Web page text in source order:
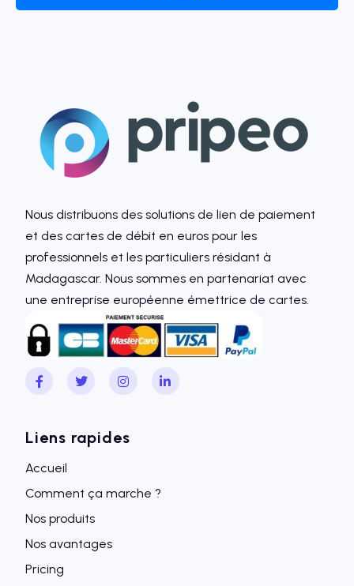
Nous distribuons des solutions de lien de paiement
et des cartes de débit en euros pour les
professionnels et les particuliers résidant à
Madagascar. Nous sommes en partenariat avec
une entreprise européenne émettrice de cartes.
Liens rapides
Accueil
Comment ça marche ?
Nos produits
Nos avantages
Pricing